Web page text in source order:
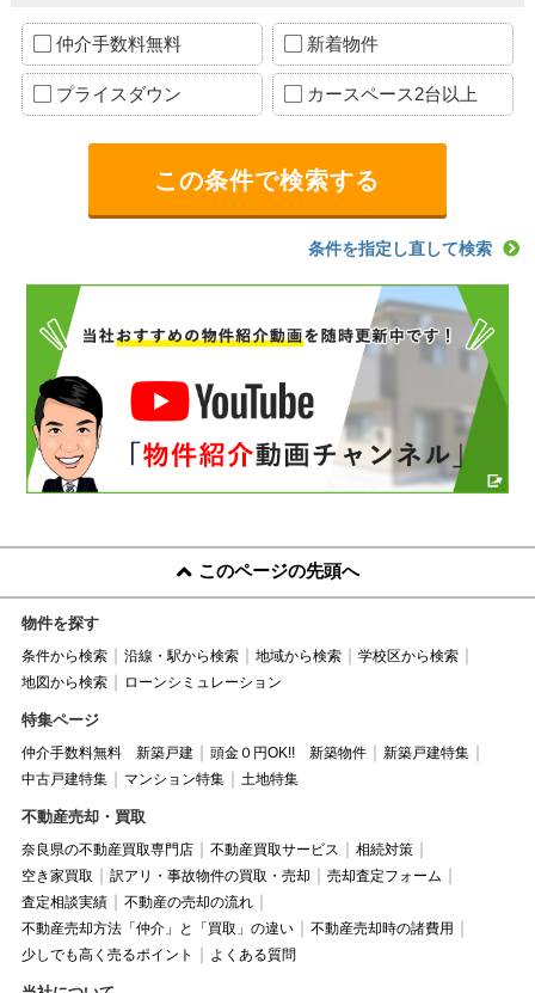
仲介手数料無料 新着物件
プライスダウン カースペース2台以上
条件を指定し直して検索
このページの先頭へ
物件を探す
条件から検索 沿線・駅から検索 地域から検索
学校区から検索
地図から検索
ローンシミュレーション
特集ページ
仲介手数料無料 新築戸建 頭金０円OK!! 新築物件
新築戸建特集
中古戸建特集
マンション特集 土地特集
不動産売却・買取
奈良県の不動産買取専門店 不動産買取サービス
相続対策
空き家買取
訳アリ・事故物件の買取・売却
売却査定フォーム
査定相談実績
不動産の売却の流れ
不動産売却方法「仲介」と「買取」の違い
不動産売却時の諸費用
少しでも高く売るポイント
よくある質問